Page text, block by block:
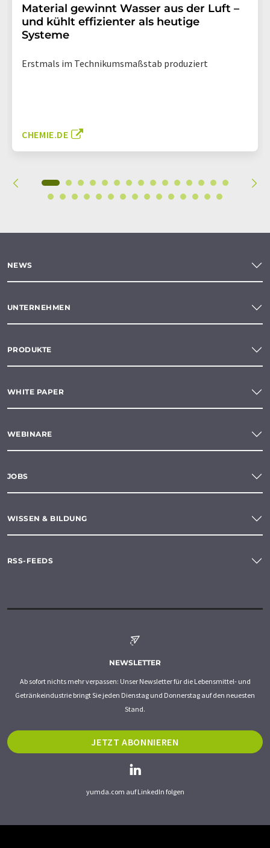
Material gewinnt Wasser aus der Luft –
und kühlt effizienter als heutige
Systeme
Erstmals im Technikumsmaßstab produziert
CHEMIE.DE
NEWS
UNTERNEHMEN
PRODUKTE
WHITE PAPER
WEBINARE
JOBS
WISSEN & BILDUNG
RSS-FEEDS
NEWSLETTER
Ab sofort nichts mehr verpassen: Unser Newsletter für die Lebensmittel- und
Getränkeindustrie bringt Sie jeden Dienstag und Donnerstag auf den neuesten
Stand.
JETZT ABONNIEREN
yumda.com auf LinkedIn folgen